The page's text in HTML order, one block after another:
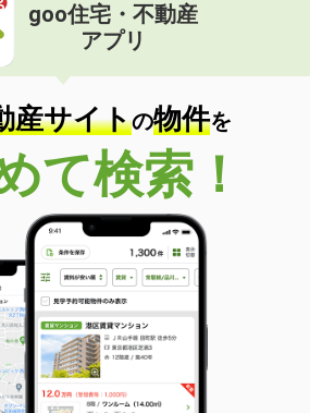
goo住宅・不動産
アプリ
産サイトの物件を
て検索！